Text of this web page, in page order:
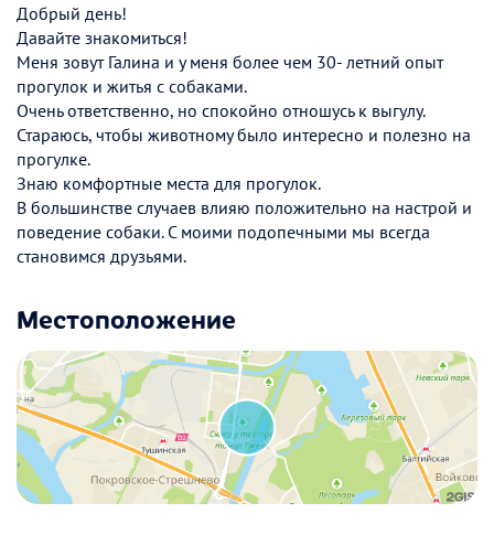
Добрый день!
Давайте знакомиться!
Меня зовут Галина и у меня более чем 30- летний опыт
прогулок и житья с собаками.
Очень ответственно, но спокойно отношусь к выгулу.
Стараюсь, чтобы животному было интересно и полезно на
прогулке.
Знаю комфортные места для прогулок.
В большинстве случаев влияю положительно на настрой и
поведение собаки. С моими подопечными мы всегда
становимся друзьями.
Местоположение